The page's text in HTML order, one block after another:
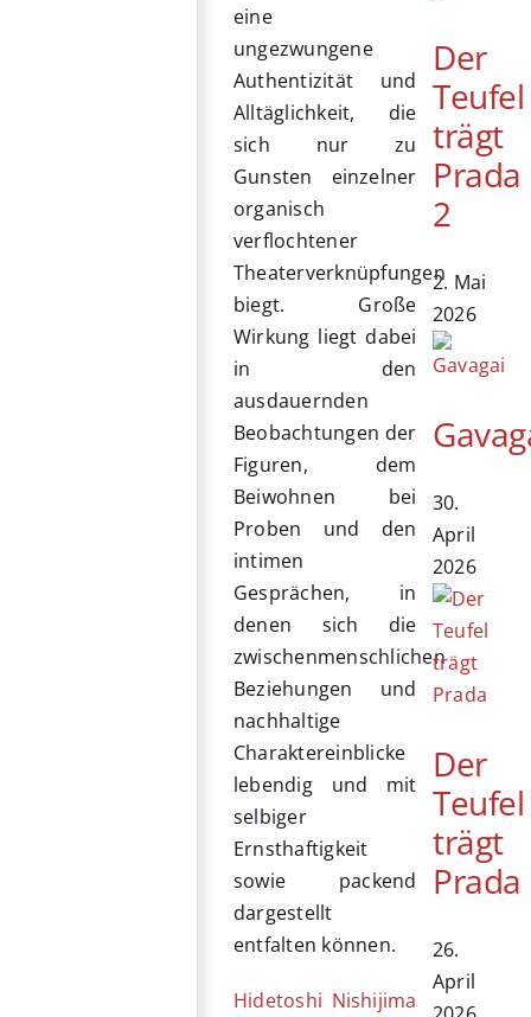
eine
ungezwungene
Authentizität und
Alltäglichkeit, die
sich nur zu
Gunsten einzelner
organisch
verflochtener
Theaterverknüpfungen
biegt. Große
Wirkung liegt dabei
in den
ausdauernden
Beobachtungen der
Figuren, dem
Beiwohnen bei
Proben und den
intimen
Gesprächen, in
denen sich die
zwischenmenschlichen
Beziehungen und
nachhaltige
Charaktereinblicke
lebendig und mit
selbiger
Ernsthaftigkeit
sowie packend
dargestellt
entfalten können.
Hidetoshi Nishijima
Der
Teufel
trägt
Prada
2
2. Mai
2026
30.
April
2026
Der
Teufel
trägt
Prada
26.
April